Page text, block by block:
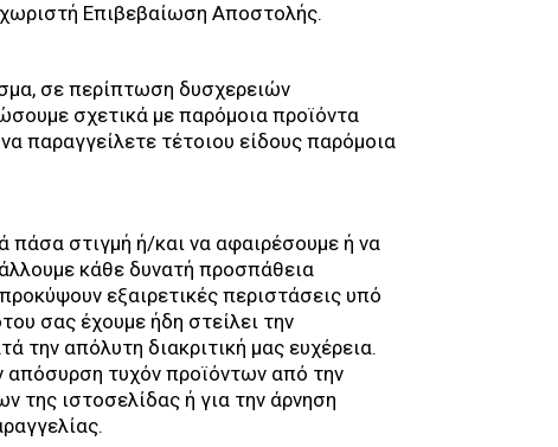
Επιβεβαίωση Αποστολής.
σε περίπτωση δυσχερειών
σχετικά με παρόμοια προϊόντα
παραγγείλετε τέτοιου είδους παρόμοια
στιγμή ή/και να αφαιρέσουμε ή να
κάθε δυνατή προσπάθεια
εξαιρετικές περιστάσεις υπό
σας έχουμε ήδη στείλει την
την απόλυτη διακριτική μας ευχέρεια.
απόσυρση τυχόν προϊόντων από την
της ιστοσελίδας ή για την άρνηση